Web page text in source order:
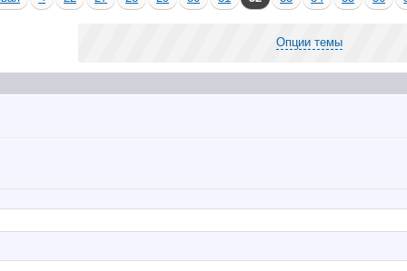
Опции темы